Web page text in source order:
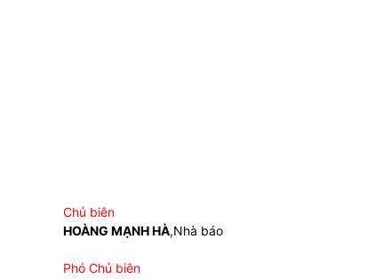
Chủ biên
HOÀNG MẠNH HÀ,Nhà báo
Phó Chủ biên